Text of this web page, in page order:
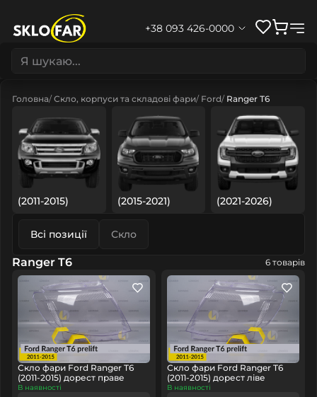
+38 093 426-0000
Головна Скло, корпуси та складові фари Ford Ranger T6
(2011-2015) (2015-2021) (2021-2026)
Всі позиції Скло
Ranger T6 6 товарів
Скло фари Ford Ranger T6
(2011-2015) дорест праве
В наявності
Скло фари Ford Ranger T6
(2011-2015) дорест ліве
В наявності